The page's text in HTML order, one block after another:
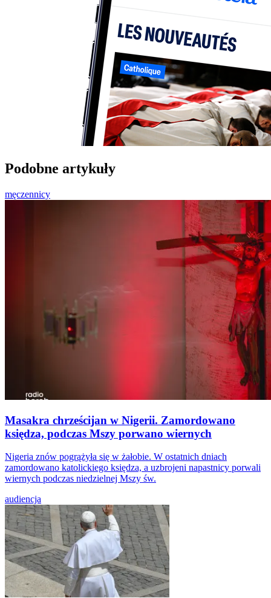
Podobne artykuły
męczennicy
Masakra chrześcijan w Nigerii. Zamordowano
księdza, podczas Mszy porwano wiernych
Nigeria znów pogrążyła się w żałobie. W ostatnich dniach
zamordowano katolickiego księdza, a uzbrojeni napastnicy porwali
wiernych podczas niedzielnej Mszy św.
audiencja